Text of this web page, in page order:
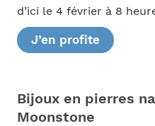
d’ici le 4 février à 8
J’en profite
Bijoux en pierres
Moonstone